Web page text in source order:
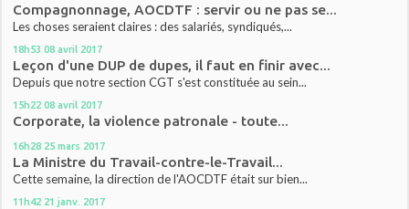
Compagnonnage, AOCDTF : servir ou ne pas se...
Les choses seraient claires : des salariés, syndiqués,...
18h53 08 avril 2017
Leçon d'une DUP de dupes, il faut en finir avec...
Depuis que notre section CGT s'est constituée au sein...
15h22 08 avril 2017
Corporate, la violence patronale - toute...
16h28 25 mars 2017
La Ministre du Travail-contre-le-Travail...
Cette semaine, la direction de l'AOCDTF était sur bien...
11h42 21 janv. 2017